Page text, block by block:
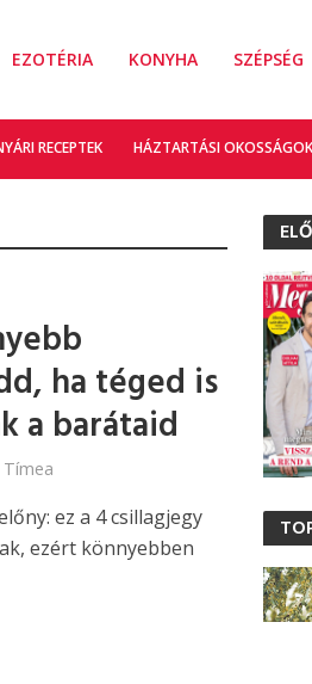
EZOTÉRIA KONYHA SZÉPSÉG
RECEPTEK HÁZTARTÁSI OKOSSÁGOK
ha téged is
a barátaid
Tímea
ez a 4 csillagjegy
ezért könnyebben